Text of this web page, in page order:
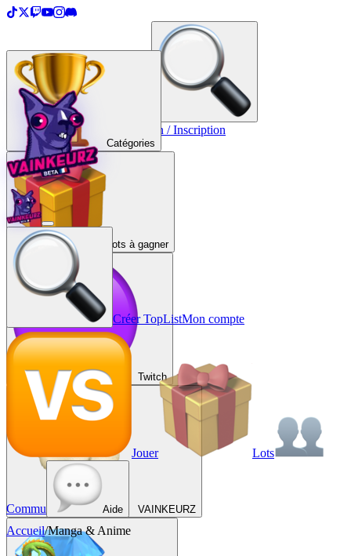
Créer une TopList Connexion / Inscription
Catégories
Lots à gagner
Twitch
VAINKEURZ
Créer TopListMon compte
Jouer Lots
Commu Aide
Accueil/Manga & Anime